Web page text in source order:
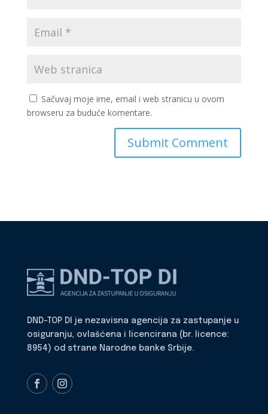
Sačuvaj moje ime, email i web stranicu u ovom
browseru za buduće komentare.
DND-TOP DI je nezavisna agencija za zastupanje u
osiguranju, ovlašćena i licencirana (br. licence:
8954) od strane Narodne banke Srbije.